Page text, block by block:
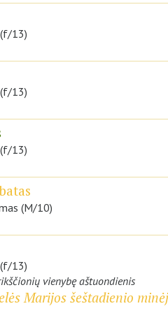
13)
13)
13)
(M/10)
13)
vienybę aštuondienis
Marijos šeštadienio